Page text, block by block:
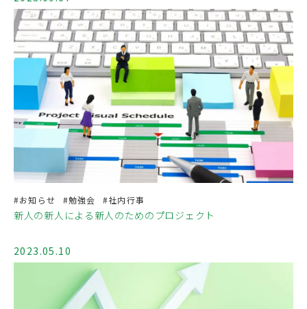
#お知らせ #勉強会 #社内行事
新人の新人による新人のためのプロジェクト
2023.05.10